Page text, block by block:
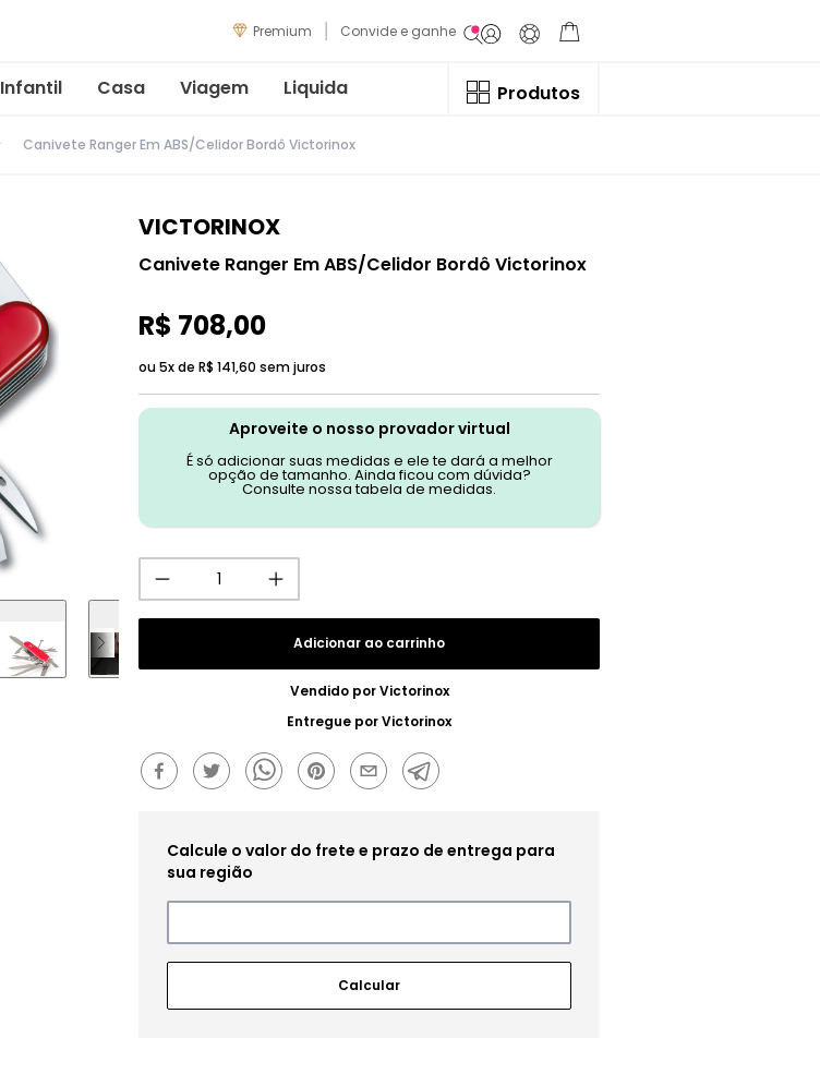
Premium Convide e ganhe
Infantil Casa Viagem Liquida Produtos
Canivete Ranger Em ABS/Celidor Bordô Victorinox
VICTORINOX
Canivete Ranger Em ABS/Celidor Bordô Victorinox
R$ 708,00
ou 5x de R$ 141,60 sem juros
Aproveite o nosso provador virtual
É só adicionar suas medidas e ele te dará a melhor
opção de tamanho. Ainda ficou com dúvida?
Consulte nossa tabela de medidas.
Adicionar ao carrinho
Vendido porVictorinox
Entregue porVictorinox